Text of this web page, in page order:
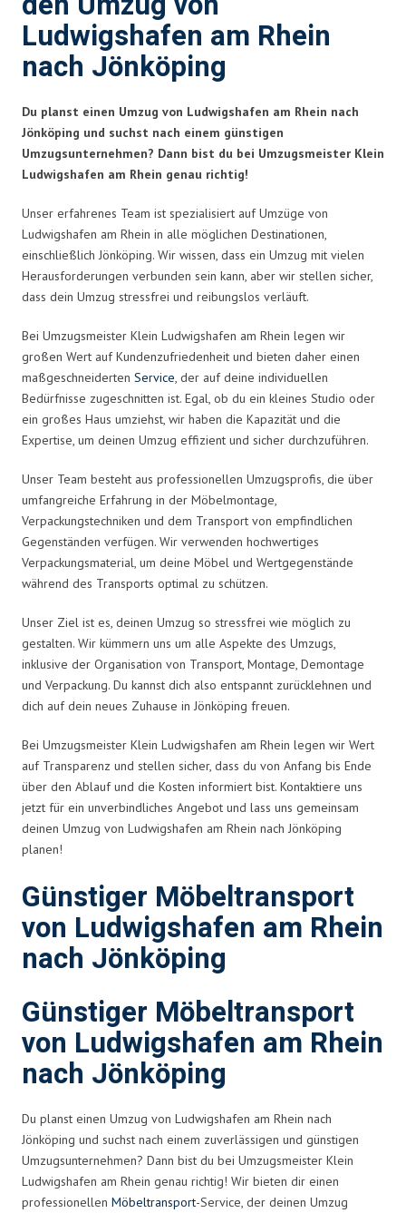
Ludwigshafen am Rhein
nach Jönköping
Du planst einen Umzug von Ludwigshafen am Rhein nach
Jönköping und suchst nach einem günstigen
Umzugsunternehmen? Dann bist du bei Umzugsmeister Klein
Ludwigshafen am Rhein genau richtig!
Unser erfahrenes Team ist spezialisiert auf Umzüge von
Ludwigshafen am Rhein in alle möglichen Destinationen,
einschließlich Jönköping. Wir wissen, dass ein Umzug mit vielen
Herausforderungen verbunden sein kann, aber wir stellen sicher,
dass dein Umzug stressfrei und reibungslos verläuft.
Bei Umzugsmeister Klein Ludwigshafen am Rhein legen wir
großen Wert auf Kundenzufriedenheit und bieten daher einen
maßgeschneiderten Service, der auf deine individuellen
Bedürfnisse zugeschnitten ist. Egal, ob du ein kleines Studio oder
ein großes Haus umziehst, wir haben die Kapazität und die
Expertise, um deinen Umzug effizient und sicher durchzuführen.
Unser Team besteht aus professionellen Umzugsprofis, die über
umfangreiche Erfahrung in der Möbelmontage,
Verpackungstechniken und dem Transport von empfindlichen
Gegenständen verfügen. Wir verwenden hochwertiges
Verpackungsmaterial, um deine Möbel und Wertgegenstände
während des Transports optimal zu schützen.
Unser Ziel ist es, deinen Umzug so stressfrei wie möglich zu
gestalten. Wir kümmern uns um alle Aspekte des Umzugs,
inklusive der Organisation von Transport, Montage, Demontage
und Verpackung. Du kannst dich also entspannt zurücklehnen und
dich auf dein neues Zuhause in Jönköping freuen.
Bei Umzugsmeister Klein Ludwigshafen am Rhein legen wir Wert
auf Transparenz und stellen sicher, dass du von Anfang bis Ende
über den Ablauf und die Kosten informiert bist. Kontaktiere uns
jetzt für ein unverbindliches Angebot und lass uns gemeinsam
deinen Umzug von Ludwigshafen am Rhein nach Jönköping
planen!
Günstiger Möbeltransport
von Ludwigshafen am Rhein
nach Jönköping
Günstiger Möbeltransport
von Ludwigshafen am Rhein
nach Jönköping
Du planst einen Umzug von Ludwigshafen am Rhein nach
Jönköping und suchst nach einem zuverlässigen und günstigen
Umzugsunternehmen? Dann bist du bei Umzugsmeister Klein
Ludwigshafen am Rhein genau richtig! Wir bieten dir einen
professionellen Möbeltransport-Service, der deinen Umzug